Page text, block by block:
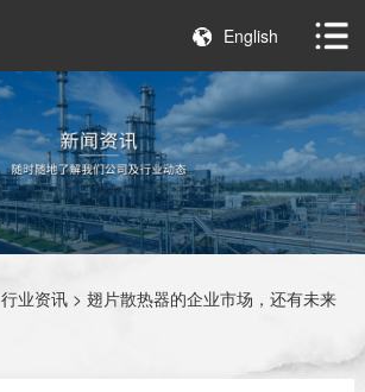
English
行业资讯> 翅片散热器的企业市场，还有未来